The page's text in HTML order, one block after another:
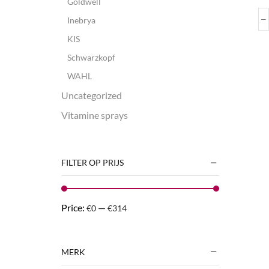
Inebrya
KIS
Schwarzkopf
WAHL
Uncategorized
Vitamine sprays
FILTER OP PRIJS
Price: €0 — €314
MERK